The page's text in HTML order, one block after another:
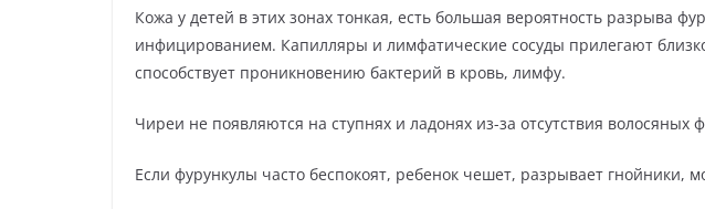
Кожа у детей в этих зонах тонкая, есть большая вероятность разрыва
инфицированием. Капилляры и лимфатические сосуды прилегают
способствует проникновению бактерий в кровь, лимфу.
Чиреи не появляются на ступнях и ладонях из-за отсутствия волосяных
Если фурункулы часто беспокоят, ребенок чешет, разрывает гнойники,